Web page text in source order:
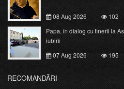
08 Aug 2026 102
Papa, în dialog cu tinerii la
iubirii
07 Aug 2026
195
RECOMANDĂRI